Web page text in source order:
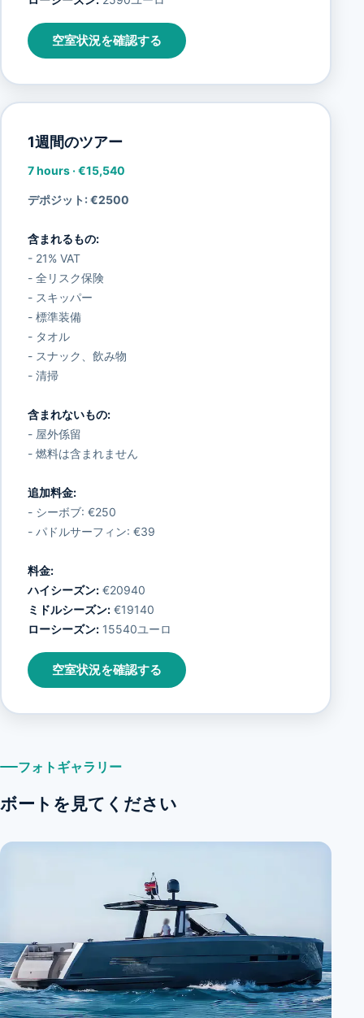
空室状況を確認する
1週間のツアー
7 hours·€15,540
デポジット: €2500
含まれるもの:
- 21% VAT
- 全リスク保険
- スキッパー
- 標準装備
- タオル
- スナック、飲み物
- 清掃
含まれないもの:
- 屋外係留
- 燃料は含まれません
追加料金:
- シーボブ: €250
- パドルサーフィン: €39
料金:
ハイシーズン:€20940
ミドルシーズン:€19140
ローシーズン:15540ユーロ
空室状況を確認する
フォトギャラリー
ボートを見てください